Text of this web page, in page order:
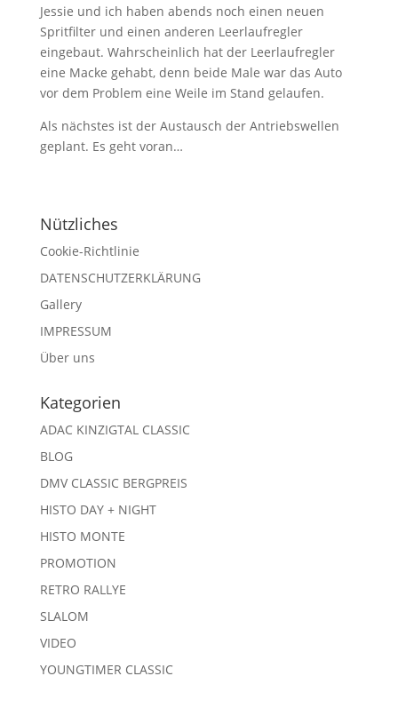
Jessie und ich haben abends noch einen neuen
Spritfilter und einen anderen Leerlaufregler
eingebaut. Wahrscheinlich hat der Leerlaufregler
eine Macke gehabt, denn beide Male war das Auto
vor dem Problem eine Weile im Stand gelaufen.
Als nächstes ist der Austausch der Antriebswellen
geplant. Es geht voran…
Nützliches
Cookie-Richtlinie
DATENSCHUTZERKLÄRUNG
Gallery
IMPRESSUM
Über uns
Kategorien
ADAC KINZIGTAL CLASSIC
BLOG
DMV CLASSIC BERGPREIS
HISTO DAY + NIGHT
HISTO MONTE
PROMOTION
RETRO RALLYE
SLALOM
VIDEO
YOUNGTIMER CLASSIC